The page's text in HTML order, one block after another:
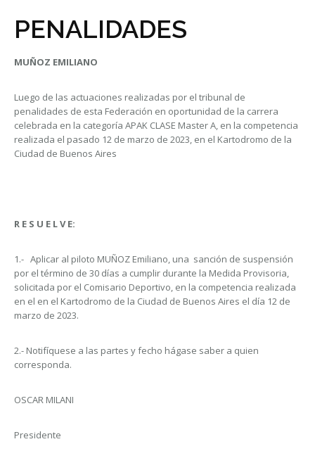
PENALIDADES
MUÑOZ EMILIANO
Luego de las actuaciones realizadas por el tribunal de
penalidades de esta Federación en oportunidad de la carrera
celebrada en la categoría APAK CLASE Master A, en la competencia
realizada el pasado 12 de marzo de 2023, en el Kartodromo de la
Ciudad de Buenos Aires
R E S U E L V E:
1.- Aplicar al piloto MUÑOZ Emiliano, una sanción de suspensión
por el término de 30 días a cumplir durante la Medida Provisoria,
solicitada por el Comisario Deportivo, en la competencia realizada
en el en el Kartodromo de la Ciudad de Buenos Aires el día 12 de
marzo de 2023.
2.- Notifíquese a las partes y fecho hágase saber a quien
corresponda.
OSCAR MILANI
Presidente